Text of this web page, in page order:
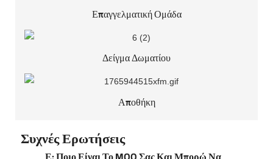
Επαγγελματική Ομάδα
Δείγμα Δωματίου
Αποθήκη
Συχνές Ερωτήσεις